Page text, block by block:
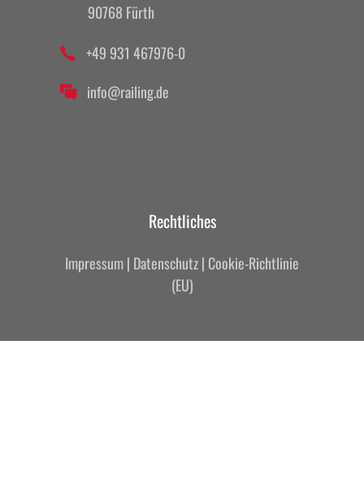
90768 Fürth
+49 931 467976-0
info@railing.de
Rechtliches
Impressum| Datenschutz| Cookie-Richtlinie
(EU)